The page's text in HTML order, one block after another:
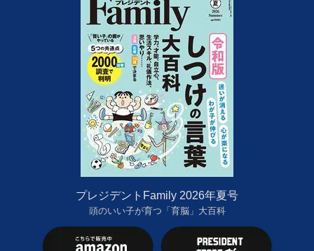
プレジデントFamily 2026年夏号
頭のいい子が育つ「育脳」大百科